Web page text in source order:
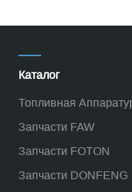
Каталог
Топливная
Запчасти FAW
Запчасти FOTON
Запчасти DONFENG